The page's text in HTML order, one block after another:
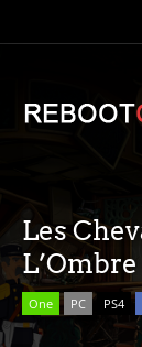
Les
One PC PS4